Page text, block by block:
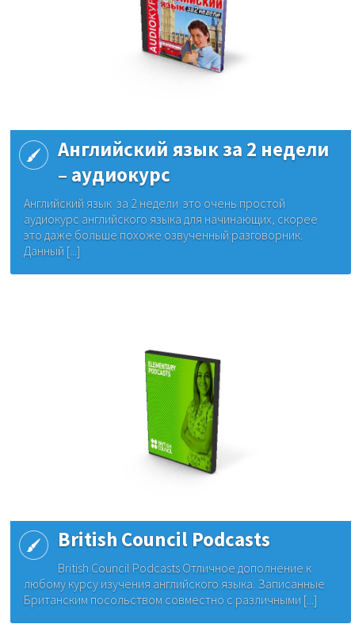
Английский язык за 2 недели
– аудиокурс
Английский язык за 2 недели это очень простой
аудиокурс английского языка для начинающих, скорее
это даже больше похоже озвученный разговорник.
Данный [...]
British Council Podcasts
British Council Podcasts Отличное дополнение к
любому курсу изучения английского языка. Записанные
Британским посольством совместно с различными [...]